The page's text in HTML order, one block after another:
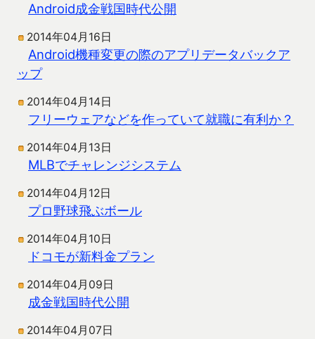
Android成金戦国時代公開
2014年04月16日
Android機種変更の際のアプリデータバックア
ップ
2014年04月14日
フリーウェアなどを作っていて就職に有利か？
2014年04月13日
MLBでチャレンジシステム
2014年04月12日
プロ野球飛ぶボール
2014年04月10日
ドコモが新料金プラン
2014年04月09日
成金戦国時代公開
2014年04月07日